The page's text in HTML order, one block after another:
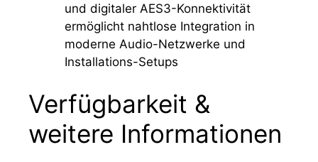
und digitaler AES3-Konnektivität
ermöglicht nahtlose Integration in
moderne Audio-Netzwerke und
Installations-Setups
Verfügbarkeit &
weitere Informationen